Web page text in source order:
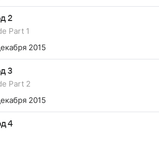
2
Part 1
2015
3
Part 2
2015
4